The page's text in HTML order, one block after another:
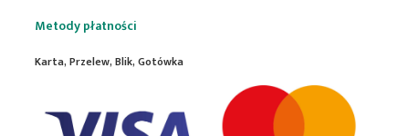
Metody płatności
Karta, Przelew, Blik, Gotówka